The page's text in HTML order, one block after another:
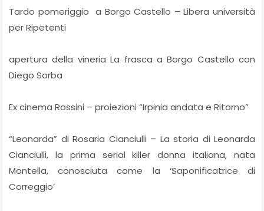
Tardo pomeriggio a Borgo Castello – Libera università
per Ripetenti
apertura della vineria La frasca a Borgo Castello con
Diego Sorba
Ex cinema Rossini – proiezioni “Irpinia andata e Ritorno”
“Leonarda” di Rosaria Cianciulli – La storia di Leonarda
Cianciulli, la prima serial killer donna italiana, nata
Montella, conosciuta come la ‘Saponificatrice di
Correggio’